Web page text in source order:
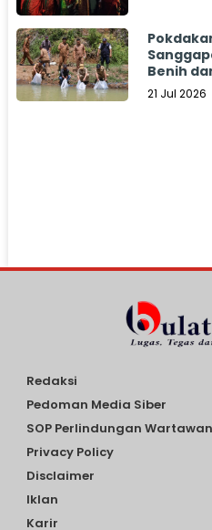
Benih
21 Jul 2026
Redaksi
Pedoman Media Siber
SOP Perlindungan Wartawan
Privacy Policy
Disclaimer
Iklan
Karir